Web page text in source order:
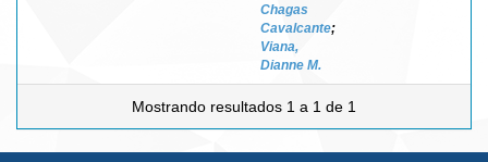
Chagas
Cavalcante;
Viana,
Dianne M.
Mostrando resultados 1 a 1 de 1